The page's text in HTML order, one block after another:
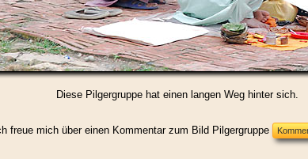
Diese Pilgergruppe hat einen langen Weg hinter sich.
freue mich über einen Kommentar zum Bild Pilgergruppe